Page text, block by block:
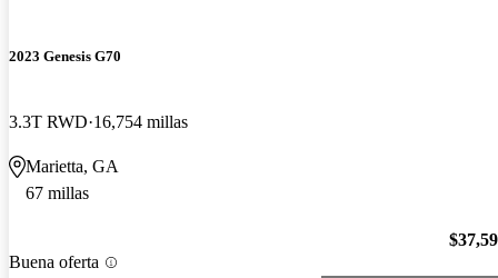
2023 Genesis G70
3.3T RWD 16,754 millas
Marietta, GA
67 millas
Buena oferta